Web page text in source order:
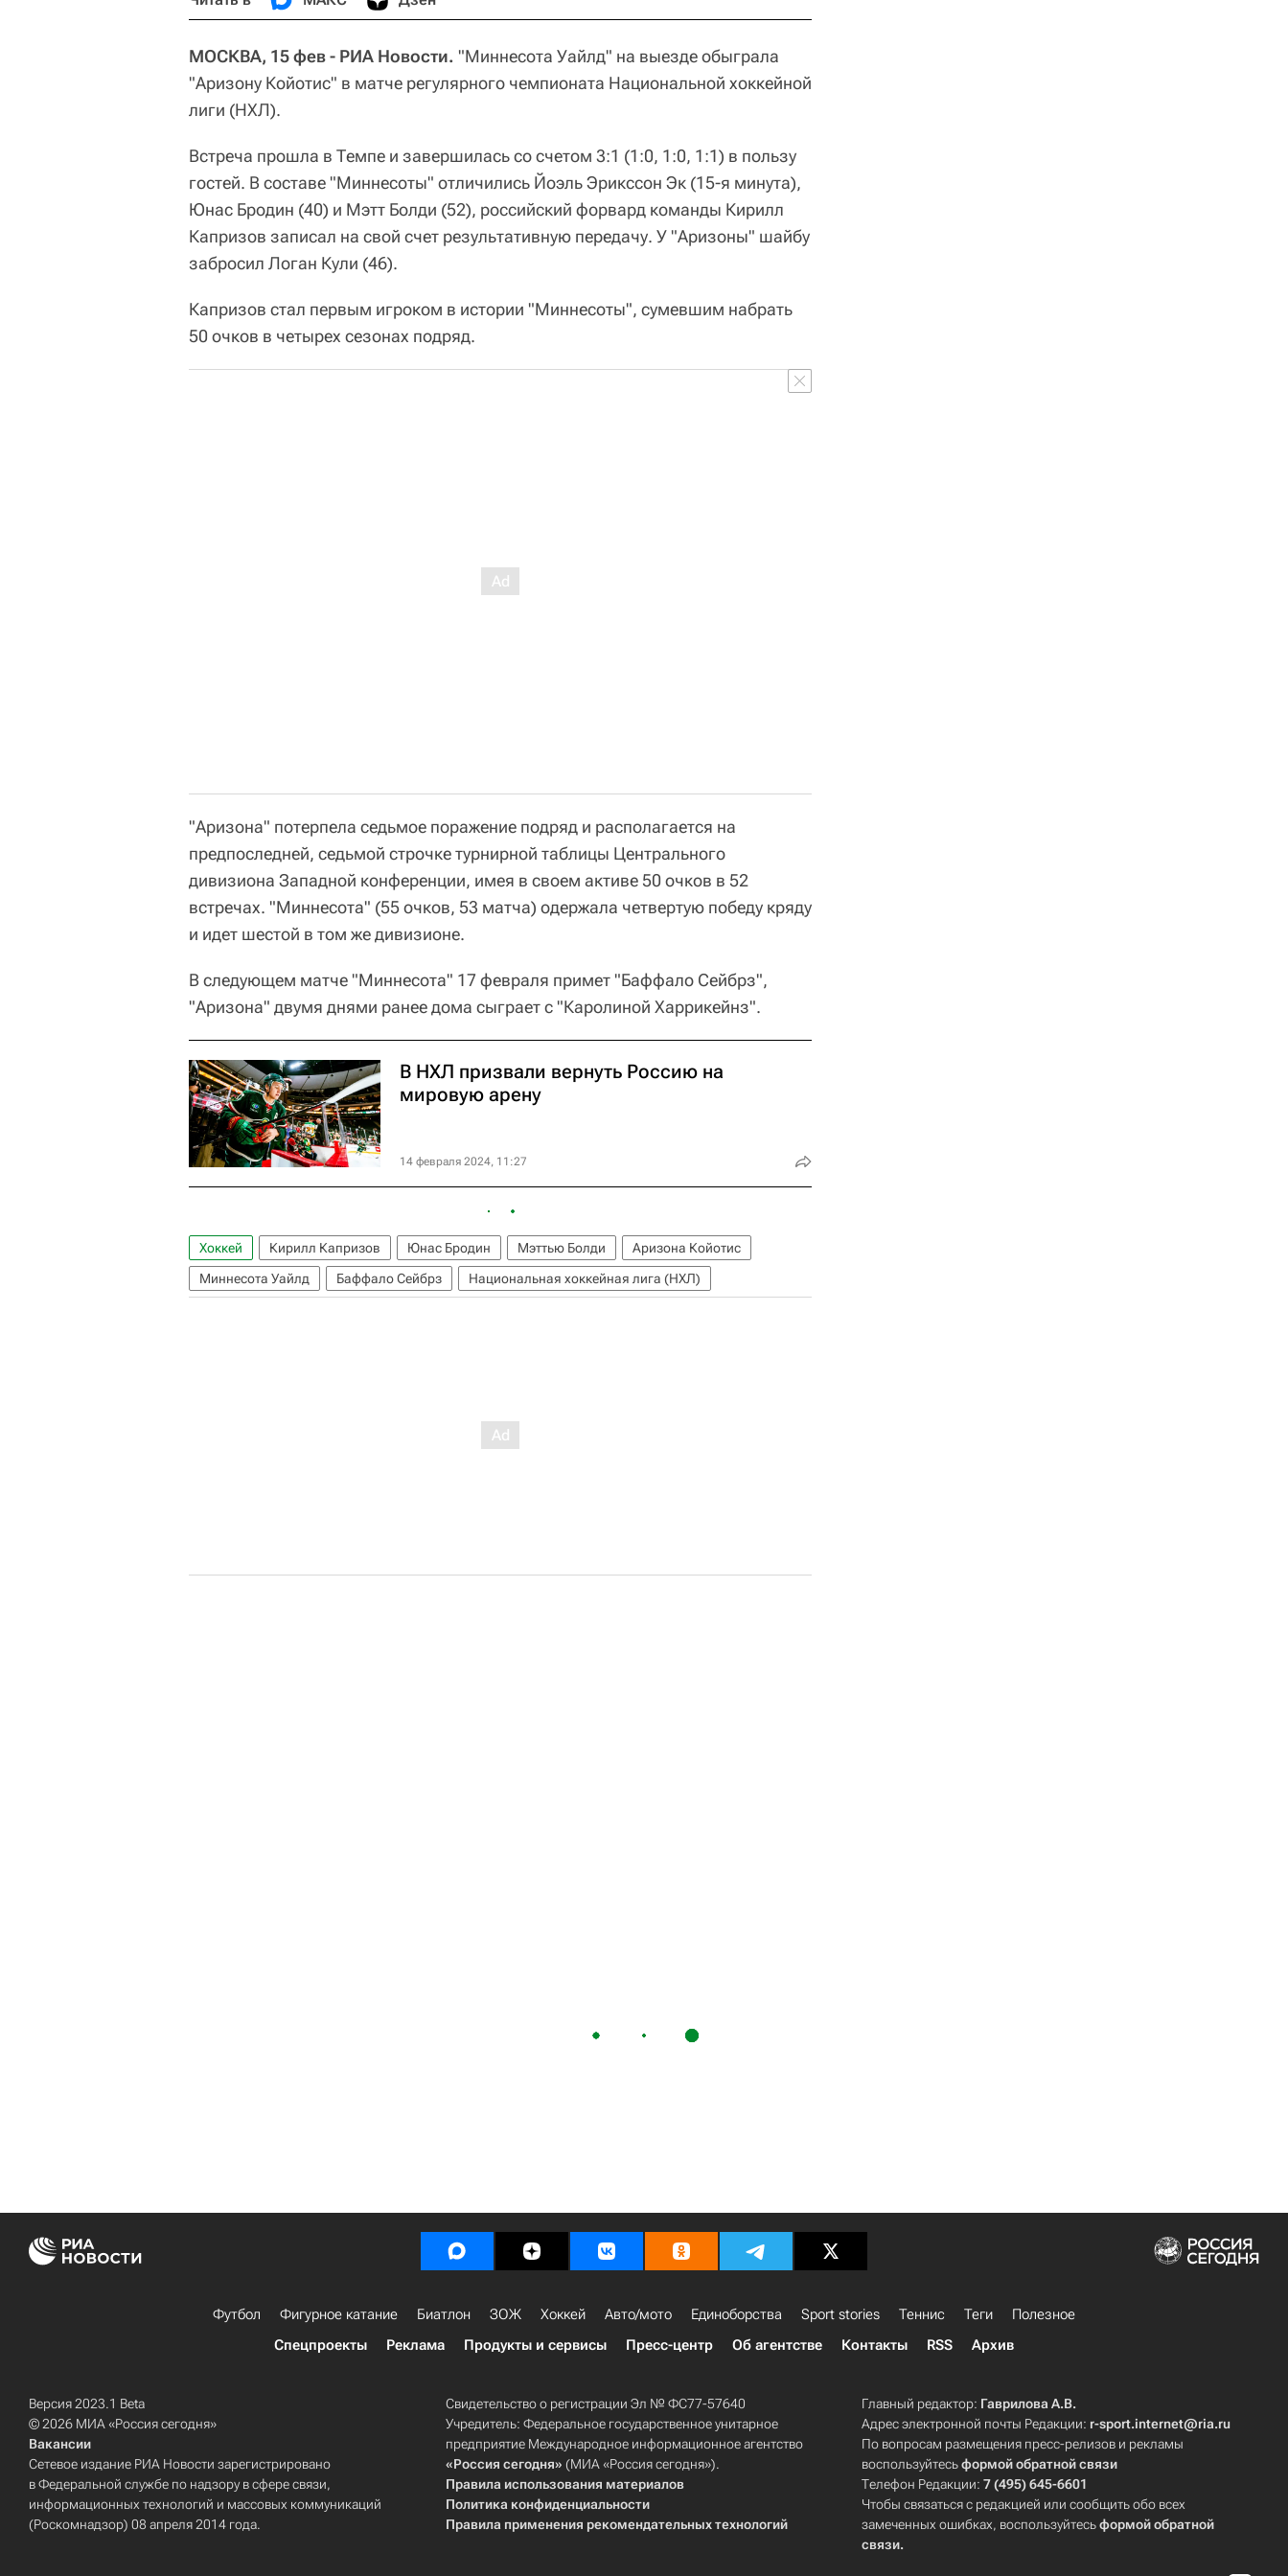
МОСКВА, 15 фев - РИА Новости. "Миннесота Уайлд" на выезде обыграла
"Аризону Койотис" в матче регулярного чемпионата Национальной хоккейной
лиги (НХЛ).
Встреча прошла в Темпе и завершилась со счетом 3:1 (1:0, 1:0, 1:1) в пользу
гостей. В составе "Миннесоты" отличились Йоэль Эрикссон Эк (15-я минута),
Юнас Бродин (40) и Мэтт Болди (52), российский форвард команды Кирилл
Капризов записал на свой счет результативную передачу. У "Аризоны" шайбу
забросил Логан Кули (46).
Капризов стал первым игроком в истории "Миннесоты", сумевшим набрать
50 очков в четырех сезонах подряд.
"Аризона" потерпела седьмое поражение подряд и располагается на
предпоследней, седьмой строчке турнирной таблицы Центрального
дивизиона Западной конференции, имея в своем активе 50 очков в 52
встречах. "Миннесота" (55 очков, 53 матча) одержала четвертую победу кряду
и идет шестой в том же дивизионе.
В следующем матче "Миннесота" 17 февраля примет "Баффало Сейбрз",
"Аризона" двумя днями ранее дома сыграет с "Каролиной Харрикейнз".
В НХЛ призвали вернуть Россию на
мировую арену
14 февраля 2024, 11:27
Хоккей Кирилл Капризов Юнас Бродин Мэттью Болди
Аризона Койотис
Миннесота Уайлд
Баффало Сейбрз Национальная хоккейная лига (НХЛ)
Футбол Фигурное катание Биатлон ЗОЖ Хоккей Авто/мото Единоборства Sport stories Теннис Теги
Полезное
Спецпроекты
Реклама Продукты и сервисы Пресс-центр Об агентстве Контакты RSS Архив
Версия 2023.1 Beta
© 2026 МИА «Россия сегодня»
Вакансии
Сетевое издание РИА Новости зарегистрировано
в Федеральной службе по надзору в сфере связи,
информационных технологий и массовых коммуникаций
(Роскомнадзор) 08 апреля 2014 года.
Свидетельство о регистрации Эл № ФС77-57640
Учредитель: Федеральное государственное унитарное
предприятие Международное информационное агентство
«Россия сегодня» (МИА «Россия сегодня»).
Правила использования материалов
Политика конфиденциальности
Правила применения рекомендательных технологий
Главный редактор: Гаврилова А.В.
Адрес электронной почты Редакции: r-sport.internet@ria.ru
По вопросам размещения пресс-релизов и рекламы
воспользуйтесьформой обратной связи
Телефон Редакции:7 (495) 645-6601
Чтобы связаться с редакцией или сообщить обо всех
замеченных ошибках, воспользуйтесьформой обратной
связи.